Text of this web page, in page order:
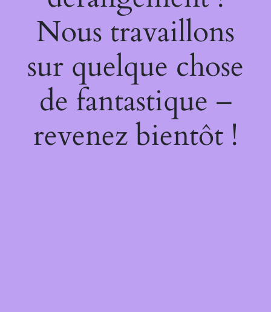
Nous travaillons
sur quelque chose
de fantastique –
revenez bientôt !